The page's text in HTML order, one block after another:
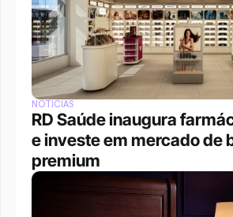
NOTÍCIAS
RD Saúde inaugura
e investe em mercado de
premium